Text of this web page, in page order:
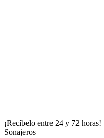
¡Recíbelo entre 24 y 72 horas!
Sonajeros